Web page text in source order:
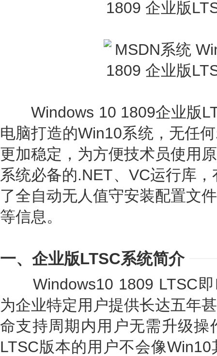
Windows 10 1809企业版
电脑打造的Win10系统，无任
更加稳定，为方便技术员使用
系统必备的.NET、VC运行库
了全自动无人值守安装配置文
等信息。
一、企业版LTSC系统简介
Windows10 1809 LTSC即
为企业特定用户提供长达五年
命支持周期内用户无需升级操
LTSC版本的用户不会像